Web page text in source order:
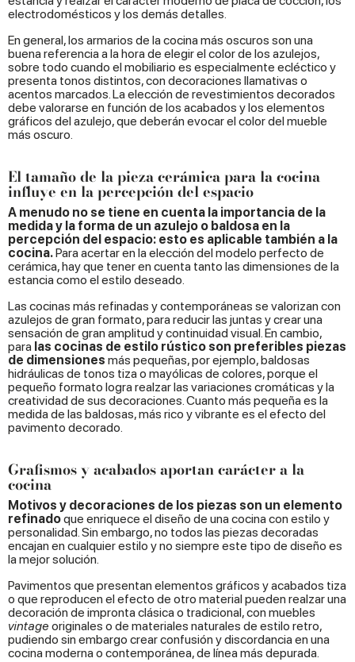
electrodomésticos y los demás detalles.
En general, los armarios de la cocina más oscuros son una
buena referencia a la hora de elegir el color de los azulejos,
sobre todo cuando el mobiliario es especialmente ecléctico y
presenta tonos distintos, con decoraciones llamativas o
acentos marcados. La elección de revestimientos decorados
debe valorarse en función de los acabados y los elementos
gráficos del azulejo, que deberán evocar el color del mueble
más oscuro.
El tamaño de la pieza cerámica para la cocina
influye en la percepción del espacio
A menudo no se tiene en cuenta la importancia de la
medida y la forma de un azulejo o baldosa en la
percepción del espacio: esto es aplicable también a la
cocina.Para acertar en la elección del modelo perfecto de
cerámica, hay que tener en cuenta tanto las dimensiones de la
estancia como el estilo deseado.
Las cocinas más refinadas y contemporáneas se valorizan con
azulejos de gran formato, para reducir las juntas y crear una
sensación de gran amplitud y continuidad visual. En cambio,
para las cocinas de estilo rústico son preferibles piezas
de dimensiones más pequeñas, por ejemplo, baldosas
hidráulicas de tonos tiza o mayólicas de colores, porque el
pequeño formato logra realzar las variaciones cromáticas y la
creatividad de sus decoraciones. Cuanto más pequeña es la
medida de las baldosas, más rico y vibrante es el efecto del
pavimento decorado.
Grafismos y acabados aportan carácter a la
cocina
Motivos y decoraciones de los piezas son un elemento
refinadoque enriquece el diseño de una cocina con estilo y
personalidad. Sin embargo, no todos las piezas decoradas
encajan en cualquier estilo y no siempre este tipo de diseño es
la mejor solución.
Pavimentos que presentan elementos gráficos y acabados tiza
o que reproducen el efecto de otro material pueden realzar una
decoración de impronta clásica o tradicional, con muebles
vintage originales o de materiales naturales de estilo retro,
pudiendo sin embargo crear confusión y discordancia en una
cocina moderna o contemporánea, de línea más depurada.